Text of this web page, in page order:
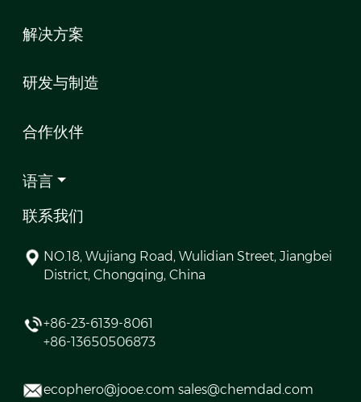
解决方案
研发与制造
合作伙伴
语言
联系我们
NO.18, Wujiang Road, Wulidian Street, Jiangbei
District, Chongqing, China
+86-23-6139-8061
+86-13650506873
ecophero@jooe.com sales@chemdad.com